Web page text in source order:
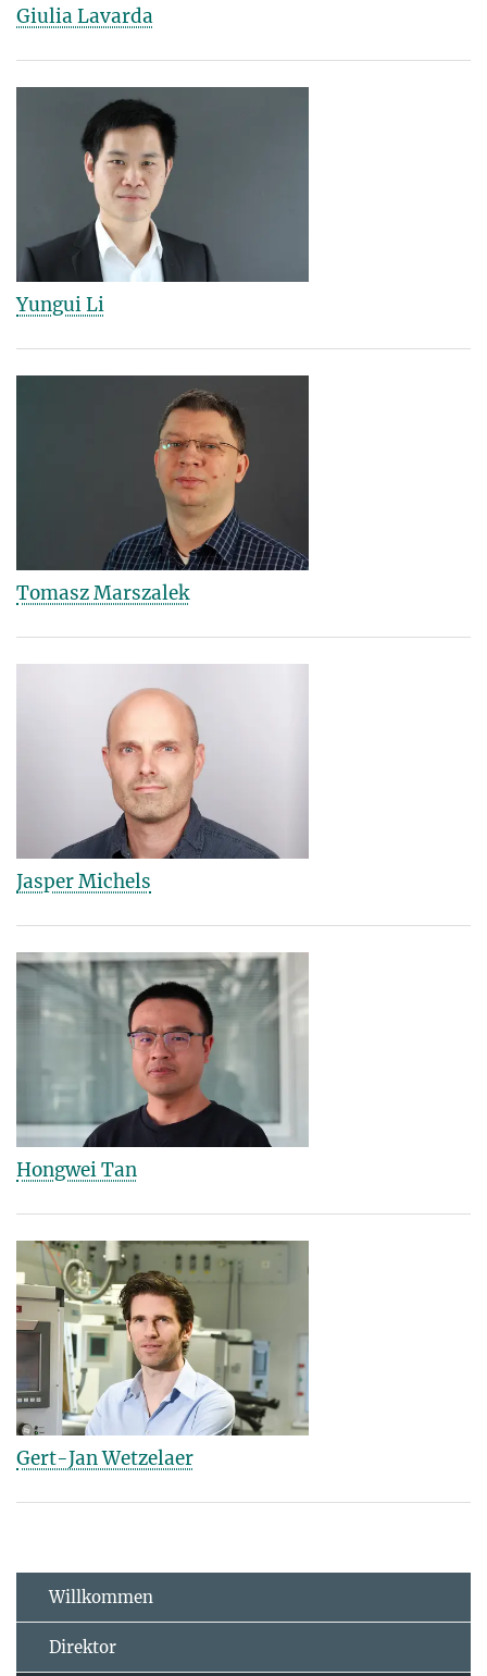
Giulia Lavarda
Yungui Li
Tomasz Marszalek
Jasper Michels
Hongwei Tan
Gert-Jan Wetzelaer
Willkommen
Direktor